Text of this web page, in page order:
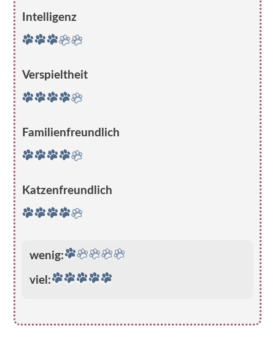
Intelligenz
Verspieltheit
Familienfreundlich
Katzenfreundlich
wenig:
viel: